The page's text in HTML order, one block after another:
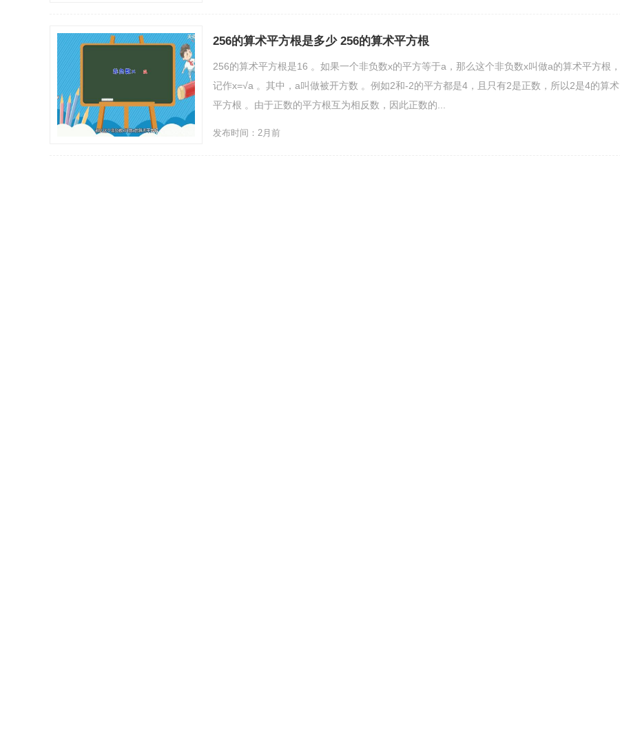
256的算术平方根是多少 256的算术平方根
256的算术平方根是16 。如果一个非负数x的平方等于a，那么这个非负数x叫做a的算术平方根，
记作x=√a 。其中，a叫做被开方数 。例如2和-2的平方都是4，且只有2是正数，所以2是4的算术
平方根 。由于正数的平方根互为相反数，因此正数的...
发布时间：2月前